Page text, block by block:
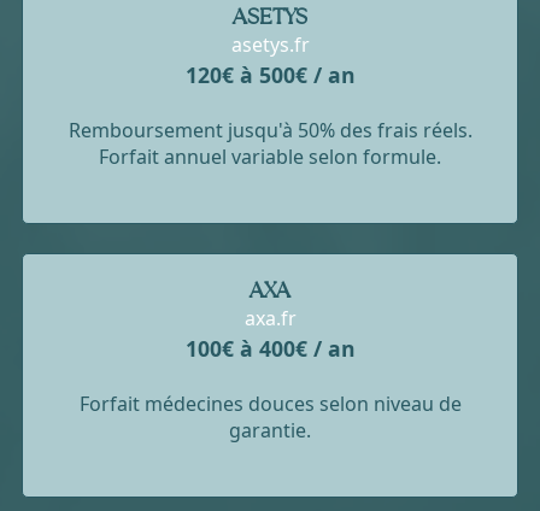
ASETYS
asetys.fr
120€ à 500€ / an
Remboursement jusqu'à 50% des frais réels.
Forfait annuel variable selon formule.
AXA
axa.fr
100€ à 400€ / an
Forfait médecines douces selon niveau de
garantie.